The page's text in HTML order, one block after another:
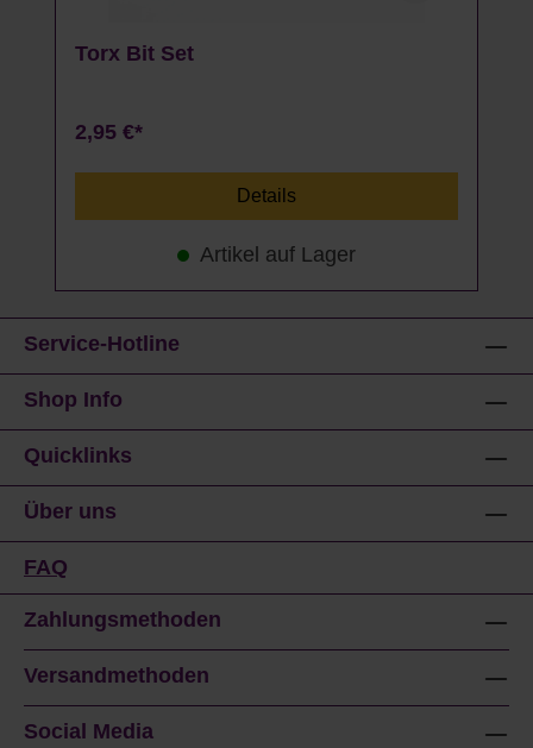
Torx Bit Set
2,95 €*
Details
Artikel auf Lager
Service-Hotline
Shop Info
Quicklinks
Über uns
FAQ
Zahlungsmethoden
Versandmethoden
Social Media